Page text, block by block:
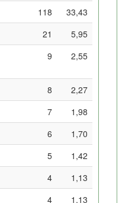
118
33,43
21
5,95
9 2,55
8
2,27
7
1,98
6
1,70
5
1,42
4
1,13
4
1,13